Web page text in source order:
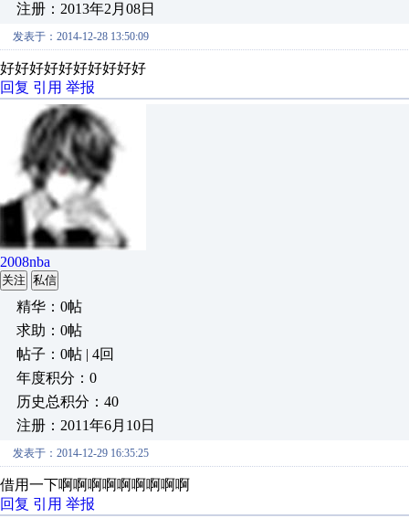
注册：2013年2月08日
发表于：2014-12-28 13:50:09
好好好好好好好好好好
回复 引用 举报
2008nba
关注 私信
精华：0帖
求助：0帖
帖子：0帖 | 4回
年度积分：0
历史总积分：40
注册：2011年6月10日
发表于：2014-12-29 16:35:25
借用一下啊啊啊啊啊啊啊啊啊
回复 引用 举报